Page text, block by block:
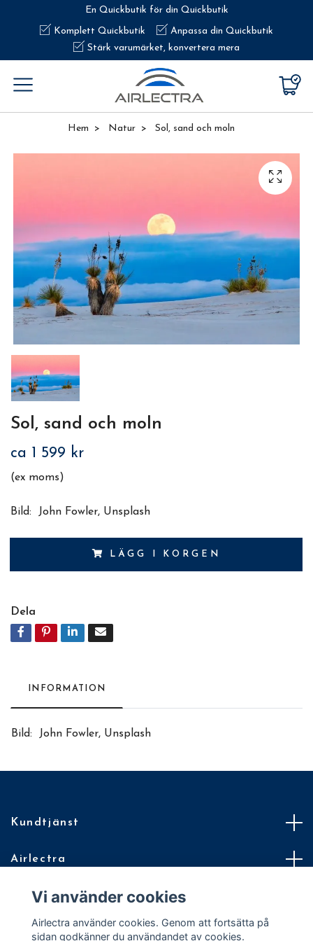
En Quickbutik för din Quickbutik
Komplett Quickbutik
Anpassa din Quickbutik
Stärk varumärket, konvertera mera
Hem Natur Sol, sand och moln
Sol, sand och moln
ca 1 599 kr
(ex moms)
Bild: John Fowler, Unsplash
LÄGG I KORGEN
Dela
INFORMATION
Bild: John Fowler, Unsplash
Kundtjänst
Airlectra
Villkor
En Quickbutik för din Quickbutik
Vi använder cookies
Airlectra använder cookies. Genom att fortsätta på
sidan godkänner du användandet av cookies.